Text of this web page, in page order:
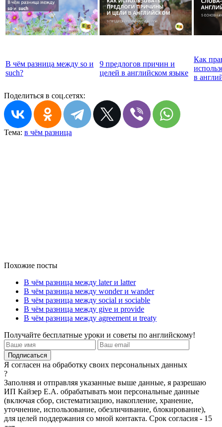
В чём разница между so и
such?
9 предлогов причин и
целей в английском языке
Как
в
Поделиться в соц.сетях:
Тема: в чём разница
Похожие посты
В чём разница между later и latter
В чём разница между wonder и wander
В чём разница между social и sociable
В чём разница между give и provide
В чём разница между agreement и treaty
Получайте бесплатные уроки и советы по английскому!
Я согласен на обработку своих персональных данных
?
Заполняя и отправляя указанные выше данные, я разрешаю
ИП Кайзер Е.А. обрабатывать мои персональные данные
(включая сбор, систематизацию, накопление, хранение,
уточнение, использование, обезличивание, блокирование),
для целей поддержания со мной контакта. Срок согласия - 15